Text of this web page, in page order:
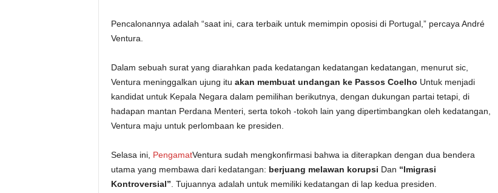
Pencalonannya adalah “saat ini, cara terbaik untuk memimpin oposisi di Portugal,” percaya André
Ventura.
Dalam sebuah surat yang diarahkan pada kedatangan kedatangan kedatangan, menurut sic,
Ventura meninggalkan ujung itu akan membuat undangan ke Passos Coelho Untuk menjadi
kandidat untuk Kepala Negara dalam pemilihan berikutnya, dengan dukungan partai tetapi, di
hadapan mantan Perdana Menteri, serta tokoh -tokoh lain yang dipertimbangkan oleh kedatangan,
Ventura maju untuk perlombaan ke presiden.
Selasa ini, PengamatVentura sudah mengkonfirmasi bahwa ia diterapkan dengan dua bendera
utama yang membawa dari kedatangan: berjuang melawan korupsi Dan “Imigrasi
Kontroversial” . Tujuannya adalah untuk memiliki kedatangan di lap kedua presiden.